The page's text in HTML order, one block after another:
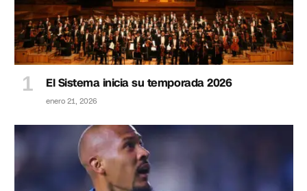
El Sistema inicia su temporada 2026
enero 21, 2026